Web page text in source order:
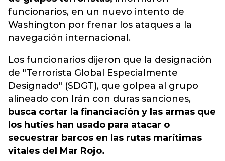
funcionarios, en un nuevo intento de
Washington por frenar los ataques a la
navegación internacional.
Los funcionarios dijeron que la designación
de "Terrorista Global Especialmente
Designado" (SDGT), que golpea al grupo
alineado con Irán con duras sanciones,
busca cortar la financiación y las armas que
los hutíes han usado para atacar o
secuestrar barcos en las rutas marítimas
vitales del Mar Rojo.